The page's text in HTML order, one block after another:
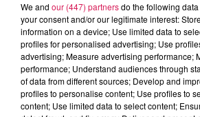
Canal fm
Geoffrey Deloux
La Ligne des Auditeurs
0:00
We and our (447) partnersdo the following
your consent and/or our legitimate interest:
information on a device; Use limited data to
profiles for personalised advertising; Use
advertising; Measure advertising performance;
performance; Understand audiences through
of data from different sources; Develop and
profiles to personalise content; Use profiles to
content; Use limited data to select content;